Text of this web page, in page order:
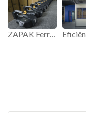
ZAPAK Ferramenta de Estrangulamento ZP97.